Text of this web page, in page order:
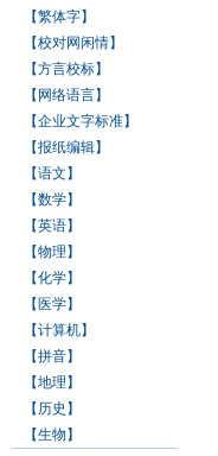
【繁体字】
【校对网闲情】
【方言校标】
【网络语言】
【企业文字标准】
【报纸编辑】
【语文】
【数学】
【英语】
【物理】
【化学】
【医学】
【计算机】
【拼音】
【地理】
【历史】
【生物】